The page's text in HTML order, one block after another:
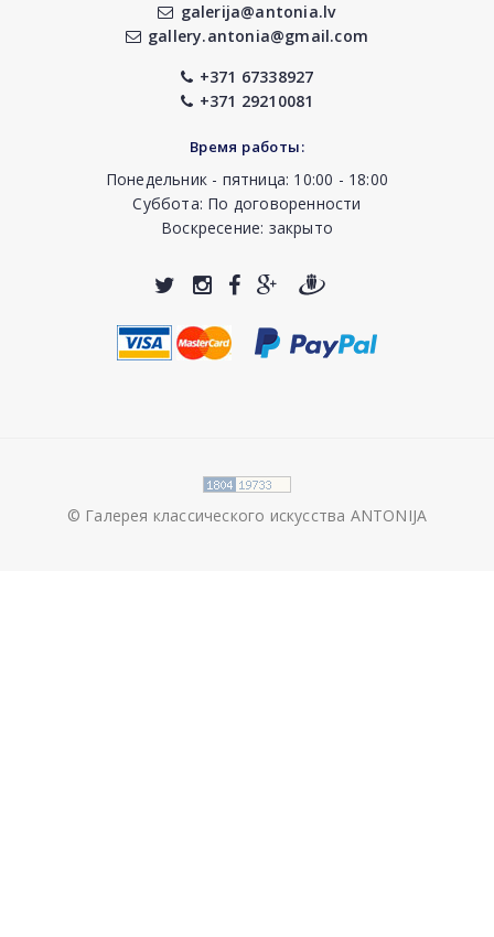
galerija@antonia.lv
gallery.antonia@gmail.com
+371 67338927
+371 29210081
Время работы:
Понедельник - пятница: 10:00 - 18:00
Суббота: По договоренности
Воскресение: закрыто
© Галерея классического искусства ANTONIJA